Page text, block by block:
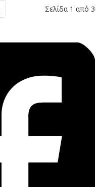
Σελίδα 1 από 3